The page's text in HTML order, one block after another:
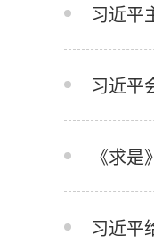
习近平
习近平
《求
习近平